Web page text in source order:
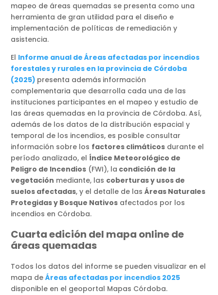
mapeo de áreas quemadas se presenta como una
herramienta de gran utilidad para el diseño e
implementación de políticas de remediación y
asistencia.
El Informe anual de Áreas afectadas por incendios
forestales y rurales en la provincia de Córdoba
(2025) presenta además información
complementaria que desarrolla cada una de las
instituciones participantes en el mapeo y estudio de
las áreas quemadas en la provincia de Córdoba. Así,
además de los datos de la distribución espacial y
temporal de los incendios, es posible consultar
información sobre los factores climáticos durante el
período analizado, el Índice Meteorológico de
Peligro de Incendios (FWI), la condición de la
vegetación mediante, las coberturas y usos de
suelos afectadas, y el detalle de lasÁreas Naturales
Protegidas y Bosque Nativos afectados por los
incendios en Córdoba.
Cuarta edición del mapa online de
áreas quemadas
Todos los datos del informe se pueden visualizar en el
mapa deÁreas afectadas por incendios 2025
disponible en el geoportal Mapas Córdoba.